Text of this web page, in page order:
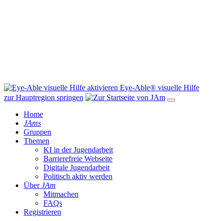
Eye-Able® visuelle Hilfe
zur Hauptregion springen
Home
JAms
Gruppen
Themen
KI in der Jugendarbeit
Barrierefreie Webseite
Digitale Jugendarbeit
Politisch aktiv werden
ÜberJAm
Mitmachen
FAQs
Registrieren